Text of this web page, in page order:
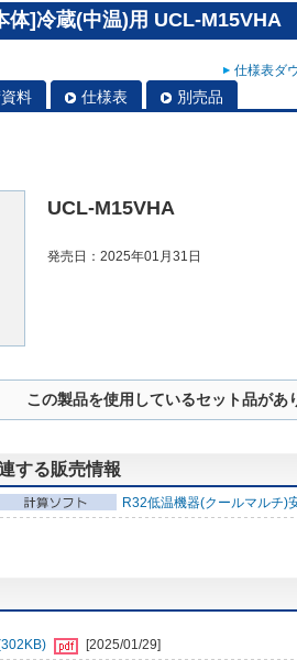
体]冷蔵(中温)用 UCL-M15VHA
仕様表ダ
料 仕様表 別売品
UCL-M15VHA
発売日：2025年01月31日
この製品を使用しているセット品があ
する販売情報
R32低温機器(クールマルチ)
[2025/01/29]